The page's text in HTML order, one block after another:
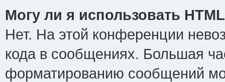
Могу ли я использовать
Нет. На этой конференции
кода в сообщениях. Большая
форматированию сообщений